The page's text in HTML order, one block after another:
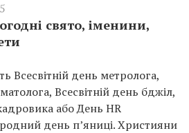
свято, іменини,
Всесвітній день метролога,
Всесвітній день бджіл,
або День HR
день п’яниці. Християни